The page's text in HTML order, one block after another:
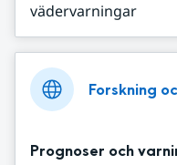
vädervarningar
Forskning
Prognoser och